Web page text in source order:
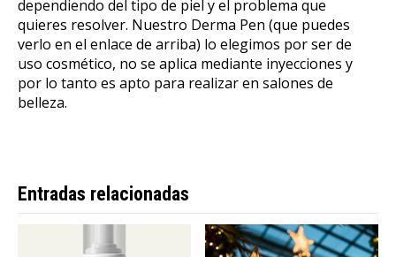
dependiendo del tipo de piel y el problema que
quieres resolver. Nuestro Derma Pen (que puedes
verlo en el enlace de arriba) lo elegimos por ser de
uso cosmético, no se aplica mediante inyecciones y
por lo tanto es apto para realizar en salones de
belleza.
Entradas relacionadas